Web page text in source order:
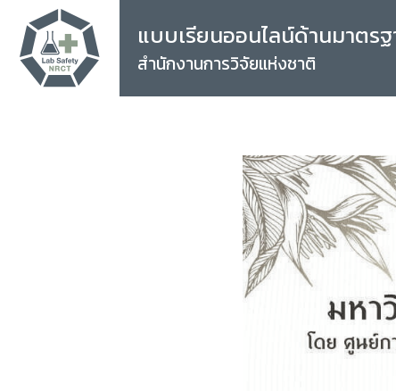
แบบเรียนออนไลน์ด้านมาต
สำนักงานการวิจัยแห่งชาติ